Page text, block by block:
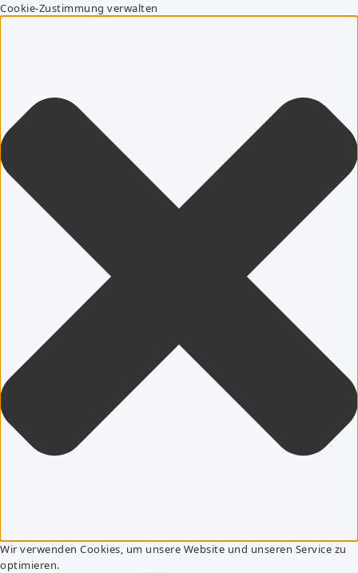
Cookie-Zustimmung verwalten
Wir verwenden Cookies, um unsere Website und unseren Service zu
optimieren.